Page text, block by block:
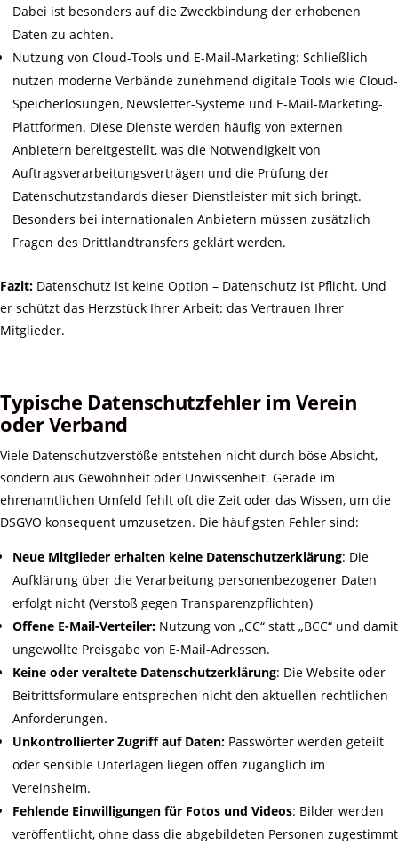
Dabei ist besonders auf die Zweckbindung der erhobenen
Daten zu achten.
Nutzung von Cloud-Tools und E-Mail-Marketing: Schließlich
nutzen moderne Verbände zunehmend digitale Tools wie Cloud-
Speicherlösungen, Newsletter-Systeme und E-Mail-Marketing-
Plattformen. Diese Dienste werden häufig von externen
Anbietern bereitgestellt, was die Notwendigkeit von
Auftragsverarbeitungsverträgen und die Prüfung der
Datenschutzstandards dieser Dienstleister mit sich bringt.
Besonders bei internationalen Anbietern müssen zusätzlich
Fragen des Drittlandtransfers geklärt werden.
Fazit: Datenschutz ist keine Option – Datenschutz ist Pflicht. Und
er schützt das Herzstück Ihrer Arbeit: das Vertrauen Ihrer
Mitglieder.
Typische Datenschutzfehler im Verein
oder Verband
Viele Datenschutzverstöße entstehen nicht durch böse Absicht,
sondern aus Gewohnheit oder Unwissenheit. Gerade im
ehrenamtlichen Umfeld fehlt oft die Zeit oder das Wissen, um die
DSGVO konsequent umzusetzen. Die häufigsten Fehler sind:
Neue Mitglieder erhalten keine Datenschutzerklärung: Die
Aufklärung über die Verarbeitung personenbezogener Daten
erfolgt nicht (Verstoß gegen Transparenzpflichten)
Offene E-Mail-Verteiler: Nutzung von „CC“ statt „BCC“ und damit
ungewollte Preisgabe von E-Mail-Adressen.
Keine oder veraltete Datenschutzerklärung: Die Website oder
Beitrittsformulare entsprechen nicht den aktuellen rechtlichen
Anforderungen.
Unkontrollierter Zugriff auf Daten: Passwörter werden geteilt
oder sensible Unterlagen liegen offen zugänglich im
Vereinsheim.
Fehlende Einwilligungen für Fotos und Videos: Bilder werden
veröffentlicht, ohne dass die abgebildeten Personen zugestimmt